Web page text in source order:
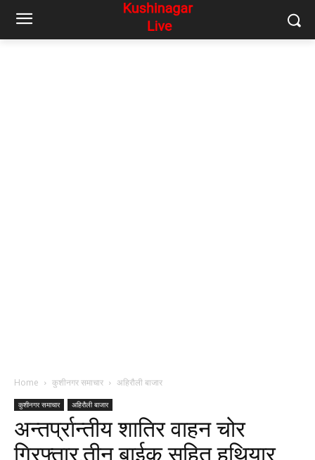
Home कुशीनगर समाचार अहिरौली बाजार
कुशीनगर समाचार अहिरौली बाजार
अन्तर्प्रान्तीय शातिर वाहन चोर
गिरफ्तार,तीन बाईक सहित हथियार